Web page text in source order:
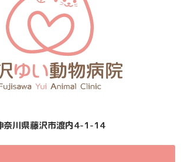
奈川県藤沢市渡内4-1-14